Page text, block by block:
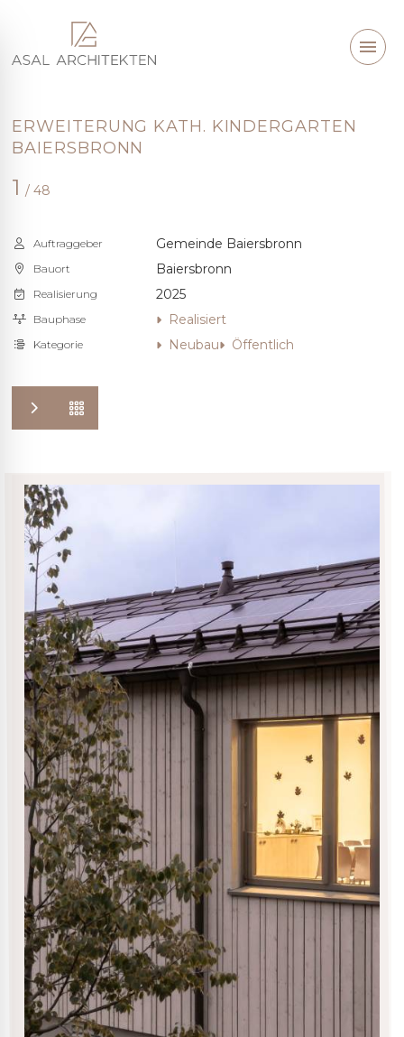
ERWEITERUNG KATH. KINDERGARTEN
BAIERSBRONN
1/ 48
Auftraggeber Gemeinde Baiersbronn
Bauort Baiersbronn
Realisierung 2025
Bauphase Realisiert
Kategorie Neubau Öffentlich